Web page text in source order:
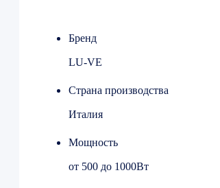
Бренд
LU-VE
Страна производства
Италия
Мощность
от 500 до 1000Вт